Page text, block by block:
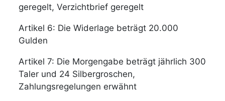
geregelt, Verzichtbrief geregelt
Artikel 6: Die Widerlage beträgt 20.000
Gulden
Artikel 7: Die Morgengabe beträgt jährlich 300
Taler und 24 Silbergroschen,
Zahlungsregelungen erwähnt